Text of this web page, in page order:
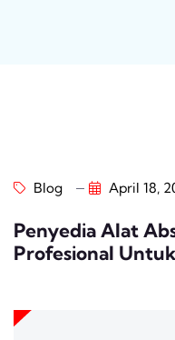
Blog April 18,
Penyedia Alat
Profesional